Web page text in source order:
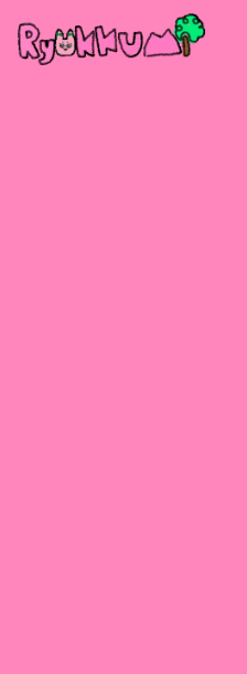
RYOKKUMi